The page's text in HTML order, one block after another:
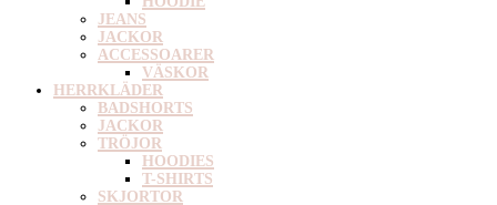
JEANS
JACKOR
ACCESSOARER
VÄSKOR
HERRKLÄDER
BADSHORTS
JACKOR
TRÖJOR
HOODIES
T-SHIRTS
SKJORTOR